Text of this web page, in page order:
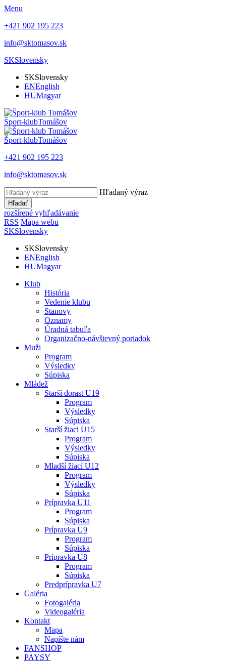
Menu
+421 902 195 223
info@sktomasov.sk
SKSlovensky
SKSlovensky
ENEnglish
HUMagyar
Šport-klubTomášov
Šport-klubTomášov
+421 902 195 223
info@sktomasov.sk
Hľadaný výraz
Hľadať
rozšírené vyhľadávanie
RSS Mapa webu
SKSlovensky
SKSlovensky
ENEnglish
HUMagyar
Klub
História
Vedenie klubu
Stanovy
Oznamy
Úradná tabuľa
Organizačno-návštevný poriadok
Muži
Program
Výsledky
Súpiska
Mládež
Starší dorast U19
Program
Výsledky
Súpiska
Starší žiaci U15
Program
Výsledky
Súpiska
Mladší žiaci U12
Program
Výsledky
Súpiska
Prípravka U11
Program
Súpiska
Prípravka U9
Program
Súpiska
Prípravka U8
Program
Súpiska
Predprípravka U7
Galéria
Fotogaléria
Videogaléria
Kontakt
Mapa
Napíšte nám
FANSHOP
PAYSY